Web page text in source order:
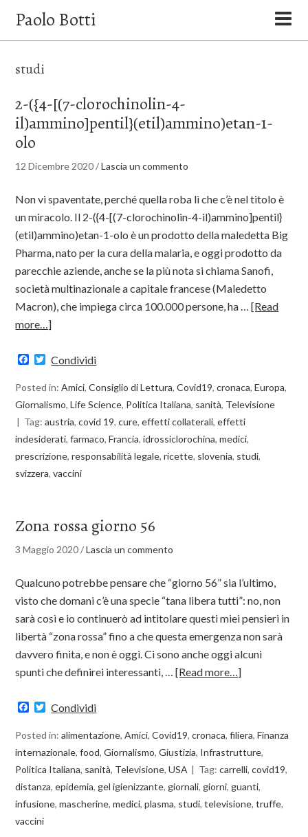
Paolo Botti
studi
2-({4-[(7-clorochinolin-4-
il)ammino]pentil}(etil)ammino)etan-1-
olo
12 Dicembre 2020/Lascia un commento
Non vi spaventate, perché quella roba lì che c’è nel titolo è
un miracolo. Il 2-({4-[(7-clorochinolin-4-il)ammino]pentil}
(etil)ammino)etan-1-olo è un prodotto della maledetta Big
Pharma, nato per la cura della malaria, e oggi prodotto da
parecchie aziende, anche se la più nota si chiama Sanofi,
società multinazionale a capitale francese (Maledetto
Macron), che impiega circa 100.000 persone, ha …[Read
more…]
Facebook
Twitter
Condividi
Posted in:Amici,Consiglio di Lettura,Covid19,cronaca,Europa,
Giornalismo,Life Science, Politica Italiana, sanità, Televisione
Tag:austria,covid 19,cure,effetti collaterali,effetti
indesiderati,farmaco,Francia,idrossiclorochina,medici,
prescrizione,responsabilità legale,ricette, slovenia, studi,
svizzera,vaccini
Zona rossa giorno 56
3 Maggio 2020/Lascia un commento
Qualcuno potrebbe pensare che “giorno 56” sia l’ultimo,
visto che domani c’è una specie “tana libera tutti”: no, non
sarà così e io continuerò ad intitolare questi miei pensieri in
libertà “zona rossa” fino a che questa emergenza non sarà
davvero finita, e non è oggi. Ci sono anche oggi alcuni
spunti che definirei interessanti, …[Read more…]
Facebook
Twitter
Condividi
Posted in:alimentazione,Amici,Covid19,cronaca,filiera,Finanza
internazionale,food,Giornalismo,Giustizia, Infrastrutture,
Politica Italiana, sanità, Televisione,USA Tag:carrelli,covid19,
distanza,epidemia, gel igienizzante, giornali, giorni, guanti,
infusione,mascherine,medici,plasma, studi,televisione,truffe,
vaccini